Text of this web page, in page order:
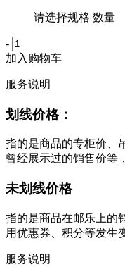
请选择规格 数量
-
加入购物车
服务说明
划线价格：
指的是商品的专柜价、
曾经展示过的销售价等
未划线价格
指的是商品在邮乐上的
用优惠券、积分等发生
服务说明